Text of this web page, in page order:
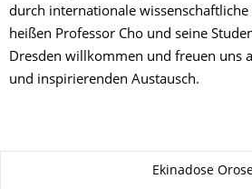
durch internationale
heißen Professor Cho und seine
Dresden willkommen und freuen uns
und inspirierenden Austausch.
Ekinadose